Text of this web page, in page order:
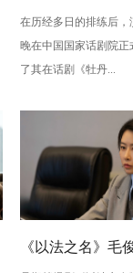
丹亭上三生路》
情，全新演绎“柳
在历经多日的排练后，
晚在中国国家话剧院
了其在话剧《牡丹...
《以法之名》毛